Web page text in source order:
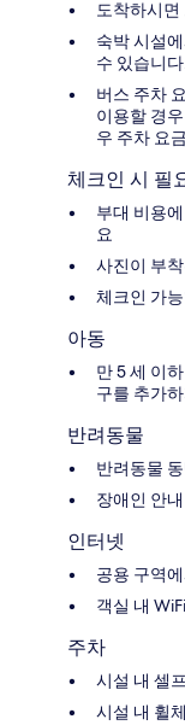
도착하시면
숙박 시설
수 있습니
버스 주차
이용할 경
우 주차 요
체크인 시 필
부대 비용
요
사진이 부
체크인 가
아동
만 5 세 이
구를 추가
반려동물
반려동물
장애인 안
인터넷
공용 구역
객실 내
주차
시설 내 셀
시설 내 휠